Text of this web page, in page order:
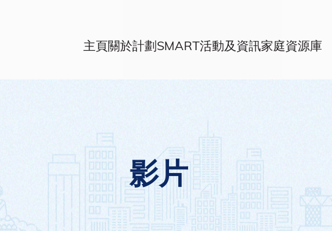
主頁關於計劃SMART活動及資訊家庭資源庫
影片